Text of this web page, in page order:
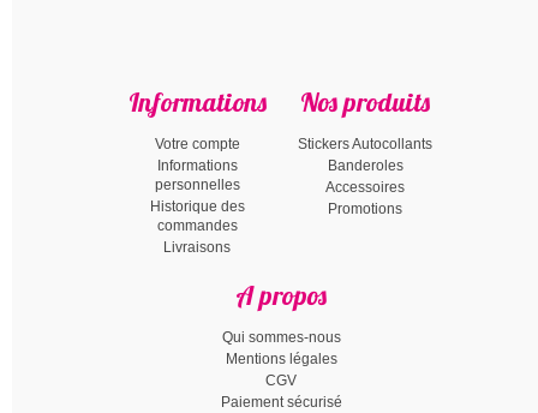
Informations
Votre compte
Informations
personnelles
Historique des
commandes
Livraisons
Nos produits
Stickers Autocollants
Banderoles
Accessoires
Promotions
A propos
Qui sommes-nous
Mentions légales
CGV
Paiement sécurisé